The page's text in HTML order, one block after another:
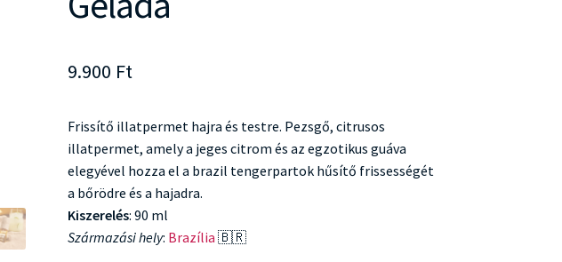
9.900 Ft
Frissítő illatpermet hajra és testre. Pezsgő, citrusos
illatpermet, amely a jeges citrom és az egzotikus guáva
elegyével hozza el a brazil tengerpartok hűsítő frissességét
a bőrödre és a hajadra.
Kiszerelés: 90 ml
Származási hely: Brazília 🇧🇷